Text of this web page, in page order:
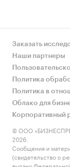
Заказать
Наши партнеры
Политика
Политика в
Облако для
Корпоративный
© ООО
2026.
Сообщения и
(свидетельство о